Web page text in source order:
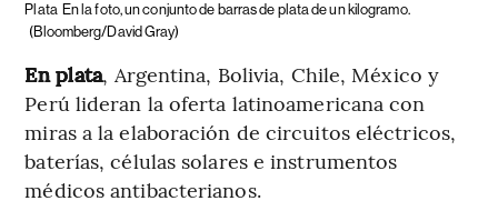
Plata En la foto, un conjunto de barras de plata de un kilogramo.
(Bloomberg/David Gray)
En plata, Argentina, Bolivia, Chile, México y
Perú lideran la oferta latinoamericana con
miras a la elaboración de circuitos eléctricos,
baterías, células solares e instrumentos
médicos antibacterianos.